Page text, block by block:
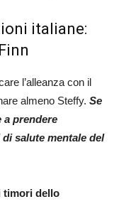
italiane:
l’alleanza con il
almeno Steffy. Se
a prendere
salute mentale del
timori dello